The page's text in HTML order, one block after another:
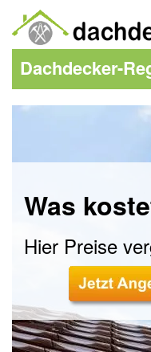
Dachdecker-
Was
Hier Preise